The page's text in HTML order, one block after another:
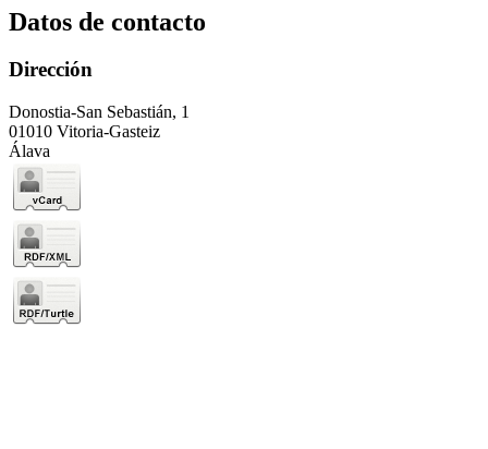
Datos de contacto
Dirección
Donostia-San Sebastián, 1
01010 Vitoria-Gasteiz
Álava